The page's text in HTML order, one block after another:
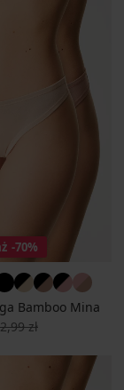
-70%
Bamboo Mina
cena
zł